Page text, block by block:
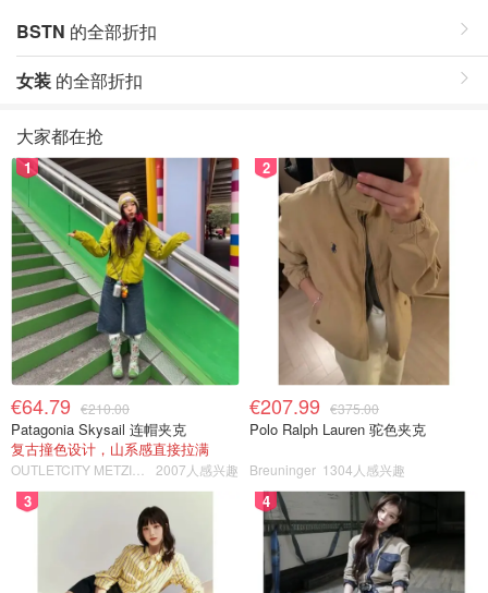
BSTN 的全部折扣
女装 的全部折扣
大家都在抢
1
€64.79 €210.00
Patagonia Skysail 连帽夹克
复古撞色设计，山系感直接拉满
2007人感兴趣
2
€207.99 €375.00
Polo Ralph Lauren 驼色夹克
Breuninger 1304人感兴趣
3 4